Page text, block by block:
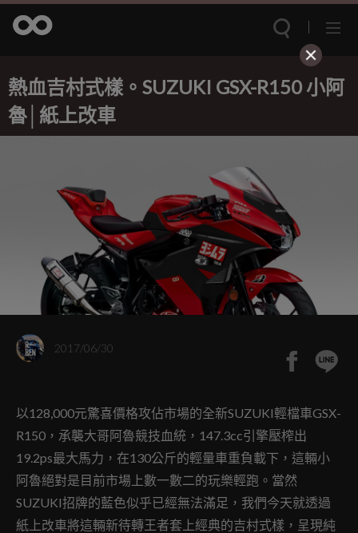
熱血吉村式樣。SUZUKI GSX-R150 小阿
魯│紙上改車
2017/06/30
以128,000元驚喜價格攻佔市場的全新SUZUKI輕檔車GSX-
R150，承襲大哥阿魯競技血統，147.3cc引擎壓榨出
19.2ps最大馬力，在130公斤的輕量車重負載下，這輛小
阿魯絕對是目前市場上數一數二的玩樂輕跑。當然
SUZUKI招牌的藍色似乎已經無法滿足，我們今天就透過
紙上改車將這輛新待轉王者套上經典的吉村式樣，呈現純